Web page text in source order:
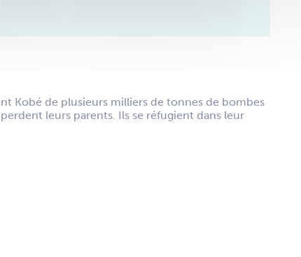
Kobé de plusieurs milliers de tonnes de bombes
leurs parents. Ils se réfugient dans leur